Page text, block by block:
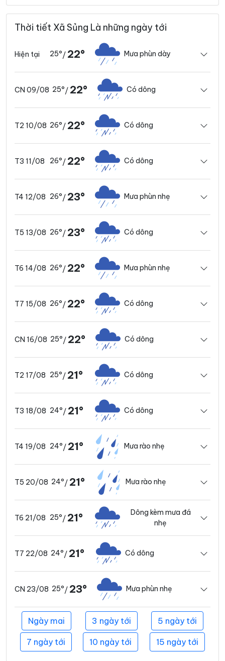
Thời tiết Xã Sủng Là những ngày tới
Hiện tại 25°/ 22° Mưa phùn dày
CN 09/08 25°/ 22° Có dông
T2 10/08 26°/ 22° Có dông
T3 11/08 26°/ 22° Có dông
T4 12/08 26°/ 23° Mưa phùn nhẹ
T5 13/08 26°/ 23° Có dông
T6 14/08 26°/ 22° Mưa phùn nhẹ
T7 15/08 26°/ 22° Có dông
CN 16/08 25°/ 22° Có dông
T2 17/08 25°/ 21° Có dông
T3 18/08 24°/ 21° Có dông
T4 19/08 24°/ 21° Mưa rào nhẹ
T5 20/08 24°/ 21° Mưa rào nhẹ
T6 21/08 25°/ 21°
Dông kèm mưa đá
nhẹ
T7 22/08 24°/ 21° Có dông
CN 23/08 25°/ 23° Mưa phùn nhẹ
Ngày mai 3 ngày tới 5 ngày tới
7 ngày tới 10 ngày tới 15 ngày tới